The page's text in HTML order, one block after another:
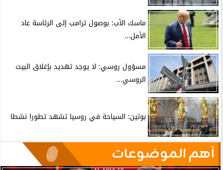
ماسك الأب: بوصول ترامب إلى الرئاسة عاد
الأمل...
مسؤول روسي: لا يوجد تهديد بإغلاق البيت
الروسي...
بوتين: السياحة في روسيا تشهد تطورا نشطا
آهم الموضوعات